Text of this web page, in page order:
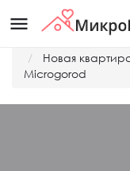
menu
Новая
Microgorod